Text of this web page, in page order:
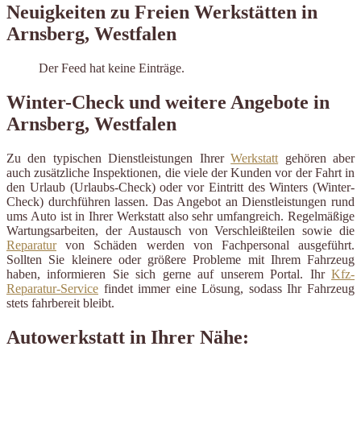
Neuigkeiten zu Freien Werkstätten in
Arnsberg, Westfalen
Der Feed hat keine Einträge.
Winter-Check und weitere Angebote in
Arnsberg, Westfalen
Zu den typischen Dienstleistungen IhrerWerkstatt gehören aber
auch zusätzliche Inspektionen, die viele der Kunden vor der Fahrt in
den Urlaub (Urlaubs-Check) oder vor Eintritt des Winters (Winter-
Check) durchführen lassen. Das Angebot an Dienstleistungen rund
ums Auto ist in Ihrer Werkstatt also sehr umfangreich. Regelmäßige
Wartungsarbeiten, der Austausch von Verschleißteilen sowie die
Reparaturvon Schäden werden von Fachpersonal ausgeführt.
Sollten Sie kleinere oder größere Probleme mit Ihrem Fahrzeug
haben, informieren Sie sich gerne auf unserem Portal. Ihr Kfz-
Reparatur-Service findet immer eine Lösung, sodass Ihr Fahrzeug
stets fahrbereit bleibt.
Autowerkstatt in Ihrer Nähe: